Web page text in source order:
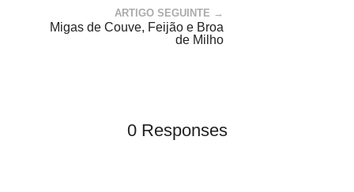
ARTIGO SEGUINTE →
Migas de Couve, Feijão e Broa
de Milho
0 Responses